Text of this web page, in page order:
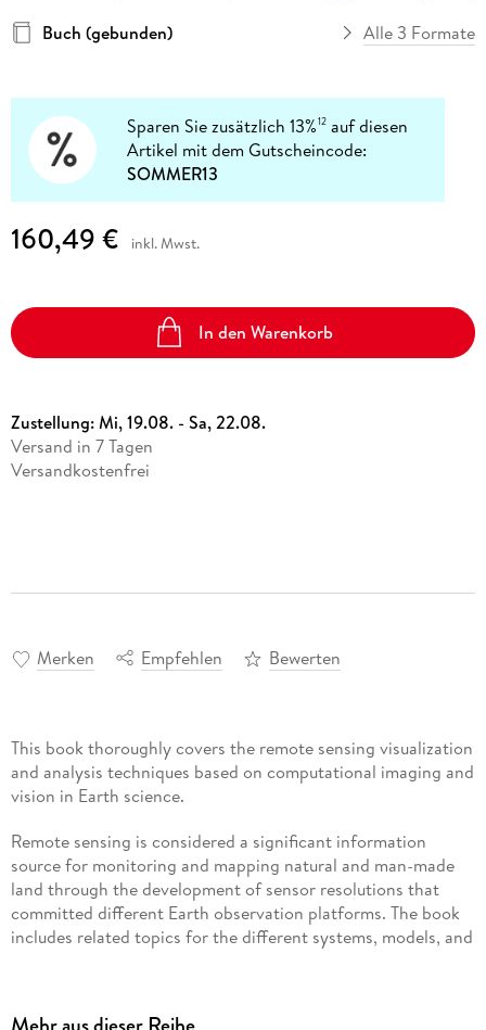
Buch (gebunden)
Alle 3 Formate
Sparen Sie zusätzlich 13%12 auf diesen
Artikel mit dem Gutscheincode:
SOMMER13
160,49 € inkl. Mwst.
In den Warenkorb
Zustellung:Mi, 19.08. - Sa, 22.08.
Versand in 7 Tagen
Versandkostenfrei
Merken Empfehlen Bewerten
This book thoroughly covers the remote sensing visualization
and analysis techniques based on computational imaging and
vision in Earth science.
Remote sensing is considered a significant information
source for monitoring and mapping natural and man-made
land through the development of sensor resolutions that
committed different Earth observation platforms. The book
includes related topics for the different systems, models, and